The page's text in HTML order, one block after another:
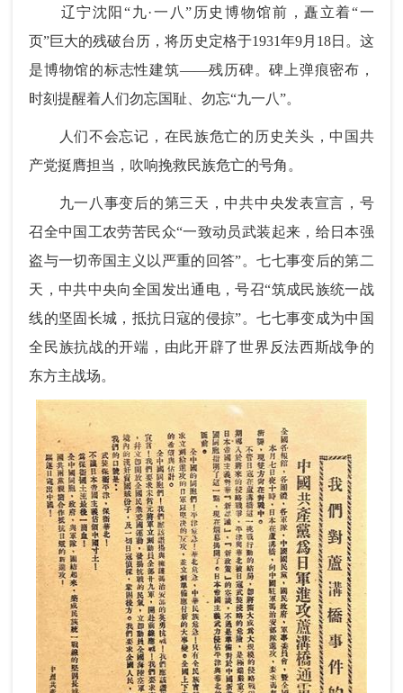
辽宁沈阳“九·一八”历史博物馆前，矗立着“一
页”巨大的残破台历，将历史定格于1931年9月18日。这
是博物馆的标志性建筑——残历碑。碑上弹痕密布，
时刻提醒着人们勿忘国耻、勿忘“九一八”。
人们不会忘记，在民族危亡的历史关头，中国共
产党挺膺担当，吹响挽救民族危亡的号角。
九一八事变后的第三天，中共中央发表宣言，号
召全中国工农劳苦民众“一致动员武装起来，给日本强
盗与一切帝国主义以严重的回答”。七七事变后的第二
天，中共中央向全国发出通电，号召“筑成民族统一战
线的坚固长城，抵抗日寇的侵掠”。七七事变成为中国
全民族抗战的开端，由此开辟了世界反法西斯战争的
东方主战场。